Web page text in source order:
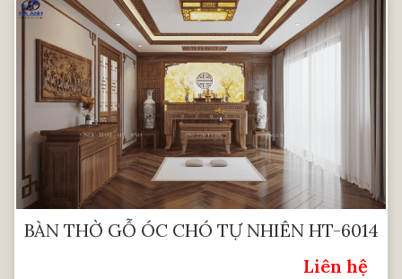
BÀN THỜ GỖ ÓC CHÓ TỰ NHIÊN HT-6014
Liên hệ